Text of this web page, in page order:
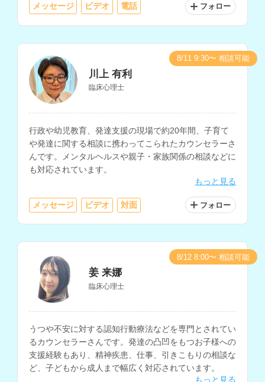
メッセージ ビデオ 電話 フォロー
川上 有利
臨床心理士
行政や幼児教育、発達支援の現場で約20年間、子育て
や発達に関する相談に携わってこられたカウンセラーさ
んです。メンタルヘルスや親子・家族関係の相談などに
も対応されています。
もっと見る
メッセージ ビデオ 対面 フォロー
8/11 9:30〜 相談可能
姜 来娜
臨床心理士
うつや不安に対する認知行動療法などを専門とされてい
るカウンセラーさんです。発達の凸凹をもつお子様への
支援経験もあり、精神疾患、仕事、引きこもりの相談な
ど、子どもから成人まで幅広く対応されています。
もっと見る
8/12 8:00〜 相談可能